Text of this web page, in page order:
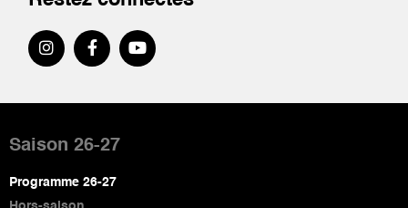
de
page
Saison 26-27
Programme 26-27